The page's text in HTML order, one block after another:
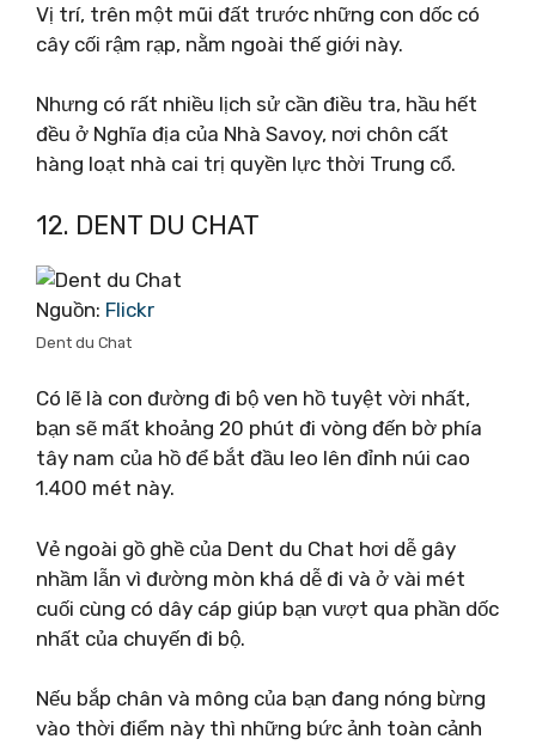
Vị trí, trên một mũi đất trước những con dốc có
cây cối rậm rạp, nằm ngoài thế giới này.
Nhưng có rất nhiều lịch sử cần điều tra, hầu hết
đều ở Nghĩa địa của Nhà Savoy, nơi chôn cất
hàng loạt nhà cai trị quyền lực thời Trung cổ.
12. DENT DU CHAT
Nguồn: Flickr
Dent du Chat
Có lẽ là con đường đi bộ ven hồ tuyệt vời nhất,
bạn sẽ mất khoảng 20 phút đi vòng đến bờ phía
tây nam của hồ để bắt đầu leo ​​lên đỉnh núi cao
1.400 mét này.
Vẻ ngoài gồ ghề của Dent du Chat hơi dễ gây
nhầm lẫn vì đường mòn khá dễ đi và ở vài mét
cuối cùng có dây cáp giúp bạn vượt qua phần dốc
nhất của chuyến đi bộ.
Nếu bắp chân và mông của bạn đang nóng bừng
vào thời điểm này thì những bức ảnh toàn cảnh